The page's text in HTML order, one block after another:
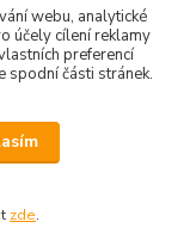
webu, analytické
účely cílení reklamy
preferencí
spodní části stránek.
zde.